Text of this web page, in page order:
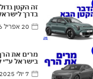
זה הקטן
בדרך
20 אפריל 2026
בישראל
7 יולי 2025